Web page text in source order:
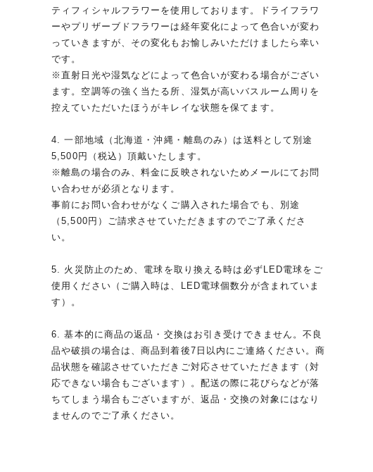
ティフィシャルフラワーを使用しております。ドライフラワ
ーやプリザーブドフラワーは経年変化によって色合いが変わ
っていきますが、その変化もお愉しみいただけましたら幸い
です。
※直射日光や湿気などによって色合いが変わる場合がござい
ます。空調等の強く当たる所、湿気が高いバスルーム周りを
控えていただいたほうがキレイな状態を保てます。
4. 一部地域（北海道・沖縄・離島のみ）は送料として別途
5,500円（税込）頂戴いたします。
※離島の場合のみ、料金に反映されないためメールにてお問
い合わせが必須となります。
事前にお問い合わせがなくご購入された場合でも、別途
（5,500円）ご請求させていただきますのでご了承くださ
い。
5. 火災防止のため、電球を取り換える時は必ずLED電球をご
使用ください（ご購入時は、LED電球個数分が含まれていま
す）。
6. 基本的に商品の返品・交換はお引き受けできません。不良
品や破損の場合は、商品到着後7日以内にご連絡ください。商
品状態を確認させていただきご対応させていただきます（対
応できない場合もございます）。配送の際に花びらなどが落
ちてしまう場合もございますが、返品・交換の対象にはなり
ませんのでご了承ください。